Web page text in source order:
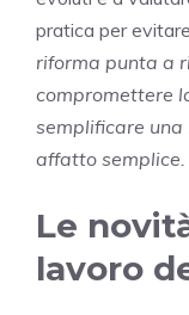
pratica per
riforma punta a
compromettere
semplificare una
affatto semplice.
Le
lavoro